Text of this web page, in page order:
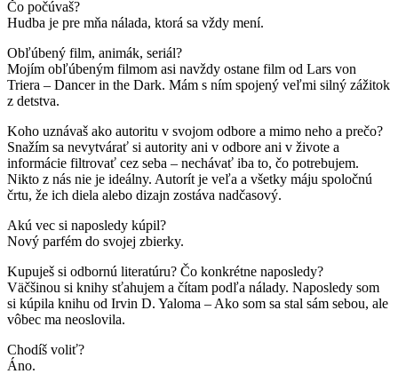
Čo počúvaš?
Hudba je pre mňa nálada, ktorá sa vždy mení.
Obľúbený film, animák, seriál?
Mojím obľúbeným filmom asi navždy ostane film od Lars von
Triera – Dancer in the Dark. Mám s ním spojený veľmi silný zážitok
z detstva.
Koho uznávaš ako autoritu v svojom odbore a mimo neho a prečo?
Snažím sa nevytvárať si autority ani v odbore ani v živote a
informácie filtrovať cez seba – nechávať iba to, čo potrebujem.
Nikto z nás nie je ideálny. Autorít je veľa a všetky máju spoločnú
črtu, že ich diela alebo dizajn zostáva nadčasový.
Akú vec si naposledy kúpil?
Nový parfém do svojej zbierky.
Kupuješ si odbornú literatúru? Čo konkrétne naposledy?
Väčšinou si knihy sťahujem a čítam podľa nálady. Naposledy som
si kúpila knihu od Irvin D. Yaloma – Ako som sa stal sám sebou, ale
vôbec ma neoslovila.
Chodíš voliť?
Áno.